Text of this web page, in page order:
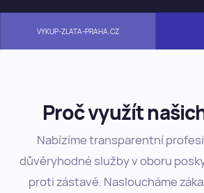
VYKUP-ZLATA-PRAHA.CZ
Proč využít
Nabízíme transparentní
důvěryhodné služby v oboru
proti zástavě. Nasloucháme